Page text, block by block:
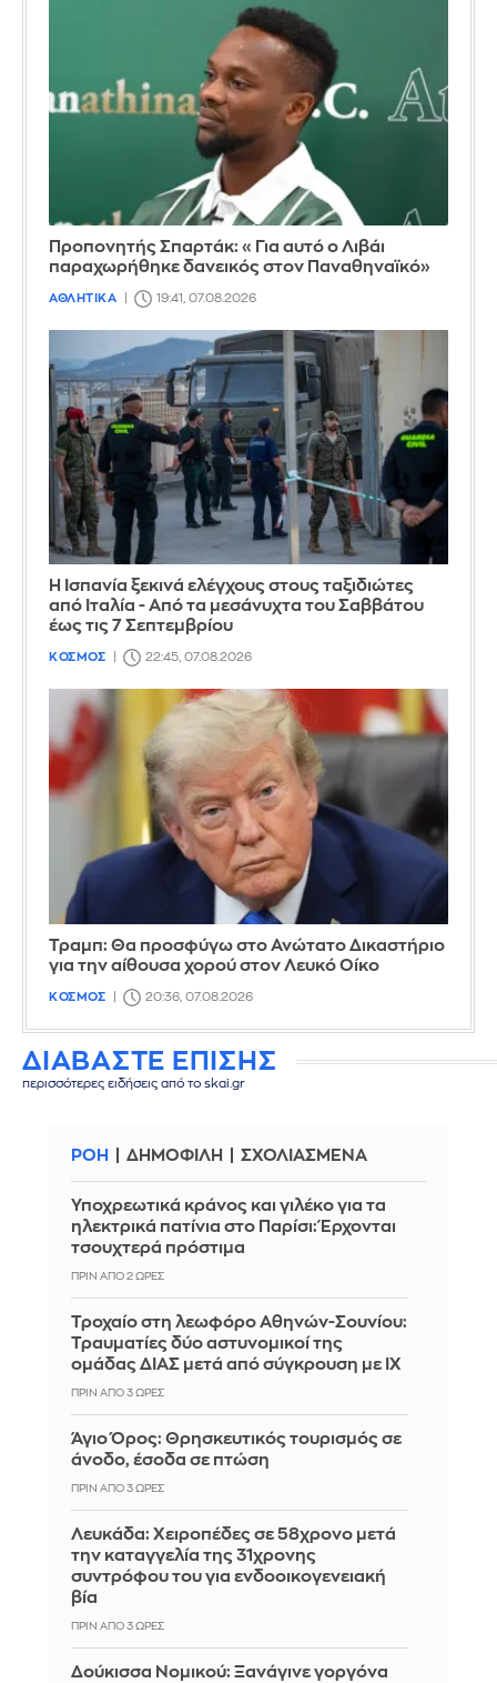
Προπονητής Σπαρτάκ: «Για αυτό ο Λιβάι
παραχωρήθηκε δανεικός στον Παναθηναϊκό»
ΑΘΛΗΤΙΚΑ 19:41, 07.08.2026
Η Ισπανία ξεκινά ελέγχους στους ταξιδιώτες
από Ιταλία - Από τα μεσάνυχτα του Σαββάτου
έως τις 7 Σεπτεμβρίου
ΚΟΣΜΟΣ 22:45, 07.08.2026
Τραμπ: Θα προσφύγω στο Ανώτατο Δικαστήριο
για την αίθουσα χορού στον Λευκό Οίκο
ΚΟΣΜΟΣ 20:36, 07.08.2026
ΔΙΑΒΑΣΤΕ ΕΠΙΣΗΣ
περισσότερες ειδήσεις από το skai.gr
ΡΟΗ ΔΗΜΟΦΙΛΗ ΣΧΟΛΙΑΣΜΕΝΑ
Υποχρεωτικά κράνος και γιλέκο για τα
ηλεκτρικά πατίνια στο Παρίσι: Έρχονται
τσουχτερά πρόστιμα
ΠΡΙΝ ΑΠΌ 2 ΏΡΕΣ
Τροχαίο στη λεωφόρο Αθηνών-Σουνίου:
Τραυματίες δύο αστυνομικοί της
ομάδας ΔΙΑΣ μετά από σύγκρουση με ΙΧ
ΠΡΙΝ ΑΠΌ 3 ΏΡΕΣ
Άγιο Όρος: Θρησκευτικός τουρισμός σε
άνοδο, έσοδα σε πτώση
ΠΡΙΝ ΑΠΌ 3 ΏΡΕΣ
Λευκάδα: Χειροπέδες σε 58χρονο μετά
την καταγγελία της 31χρονης
συντρόφου του για ενδοοικογενειακή
βία
ΠΡΙΝ ΑΠΌ 3 ΏΡΕΣ
Δούκισσα Νομικού: Ξανάγινε γοργόνα